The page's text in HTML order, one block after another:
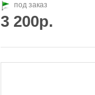
под заказ
3 200р.